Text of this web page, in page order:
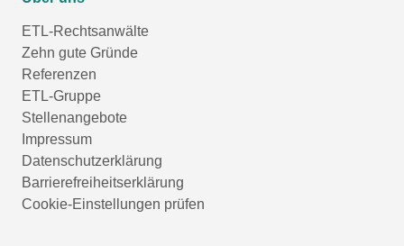
ETL-Rechtsanwälte
Zehn gute Gründe
Referenzen
ETL-Gruppe
Stellenangebote
Impressum
Datenschutzerklärung
Barrierefreiheitserklärung
Cookie-Einstellungen prüfen